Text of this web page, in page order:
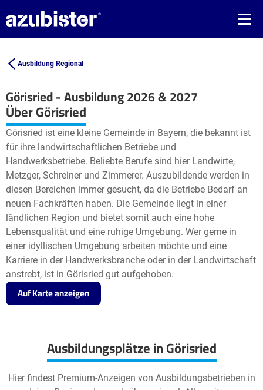
Ausbildung Regional
Görisried - Ausbildung 2026 & 2027
+
−
Leaflet | © OpenStreetMap2
Über Görisried
Görisried ist eine kleine Gemeinde in Bayern, die bekannt ist
für ihre landwirtschaftlichen Betriebe und
Handwerksbetriebe. Beliebte Berufe sind hier Landwirte,
Metzger, Schreiner und Zimmerer. Auszubildende werden in
diesen Bereichen immer gesucht, da die Betriebe Bedarf an
neuen Fachkräften haben. Die Gemeinde liegt in einer
ländlichen Region und bietet somit auch eine hohe
Lebensqualität und eine ruhige Umgebung. Wer gerne in
einer idyllischen Umgebung arbeiten möchte und eine
Karriere in der Handwerksbranche oder in der Landwirtschaft
anstrebt, ist in Görisried gut aufgehoben.
Auf Karte anzeigen
Ausbildungsplätze in Görisried
Hier findest Premium-Anzeigen von Ausbildungsbetrieben in